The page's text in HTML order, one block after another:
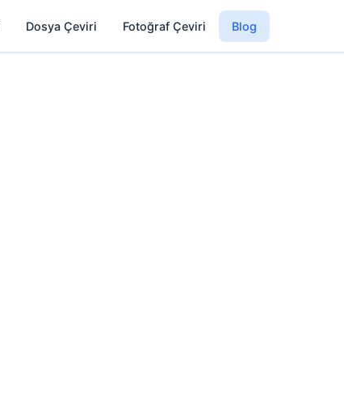
Dosya Çeviri Fotoğraf Çeviri Blog